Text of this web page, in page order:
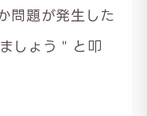
問題が発生した
しょう＂と叩